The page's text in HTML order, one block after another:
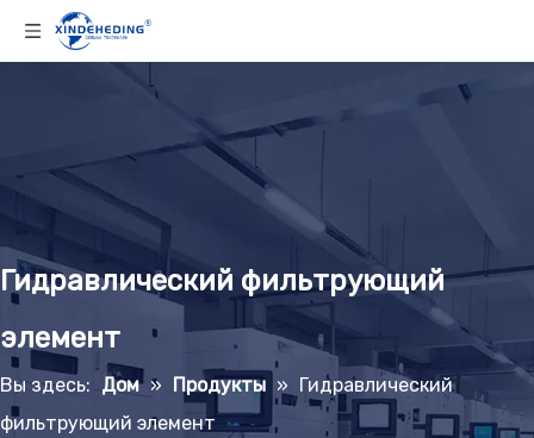
Гидравлический фильтрующий
элемент
Вы здесь: Дом » Продукты » Гидравлический
фильтрующий элемент